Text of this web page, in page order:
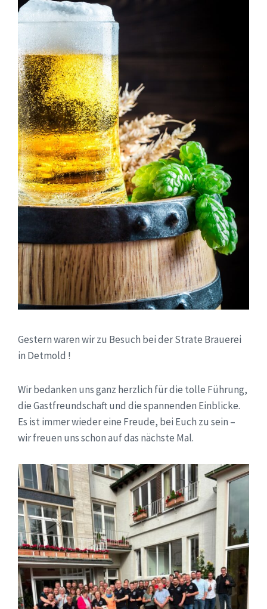
Gestern waren wir zu Besuch bei der Strate Brauerei
in Detmold !
Wir bedanken uns ganz herzlich für die tolle Führung,
die Gastfreundschaft und die spannenden Einblicke.
Es ist immer wieder eine Freude, bei Euch zu sein –
wir freuen uns schon auf das nächste Mal.